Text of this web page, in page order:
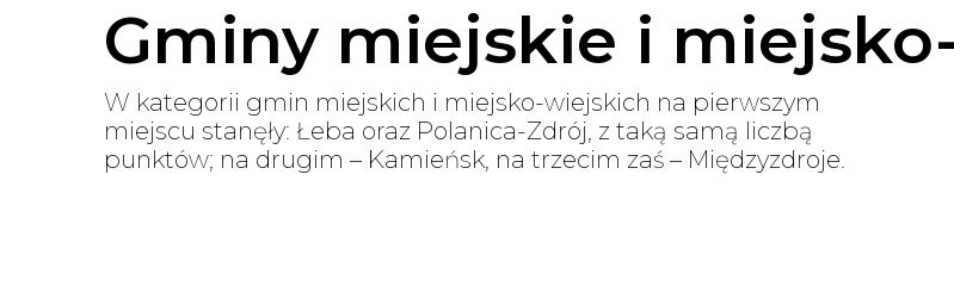
Gminy miejskie i
W kategorii gmin miejskich i miejsko-wiejskich na pierwszym
miejscu stanęły: Łeba oraz Polanica-Zdrój, z taką samą liczbą
punktów; na drugim – Kamieńsk, na trzecim zaś – Międzyzdroje.